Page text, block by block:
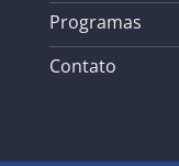
Programas
Contato